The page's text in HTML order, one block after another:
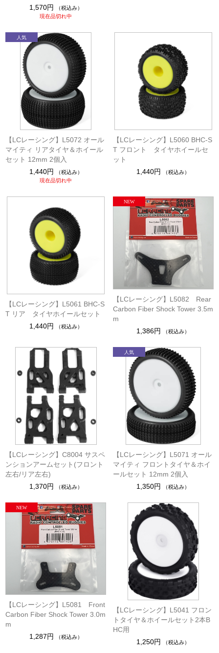
1,570円
（税込み）
現在品切れ中
【LCレーシング】L5072 オール
マイティ リアタイヤ＆ホイール
セット 12mm 2個入
1,440円
（税込み）
現在品切れ中
【LCレーシング】L5060 BHC-S
T フロント タイヤホイールセ
ット
1,440円
（税込み）
【LCレーシング】L5061 BHC-S
T リア タイヤホイールセット
1,440円
（税込み）
【LCレーシング】L5082 Rear
Carbon Fiber Shock Tower 3.5m
m
1,386円
（税込み）
【LCレーシング】C8004 サスペ
ンションアームセット(フロント
左右/リア左右)
1,370円
（税込み）
【LCレーシング】L5071 オール
マイティ フロントタイヤ＆ホイ
ールセット 12mm 2個入
1,350円
（税込み）
【LCレーシング】L5081 Front
Carbon Fiber Shock Tower 3.0m
m
1,287円
（税込み）
【LCレーシング】L5041 フロン
トタイヤ＆ホイールセット2本B
HC用
1,250円
（税込み）